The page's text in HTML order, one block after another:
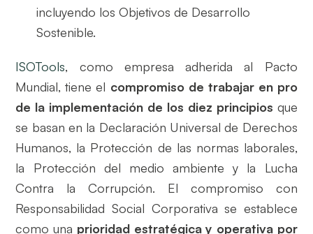
incluyendo los Objetivos de Desarrollo
Sostenible.
ISOTools, como empresa adherida al Pacto
Mundial, tiene el compromiso de trabajar en pro
de la implementación de los diez principios que
se basan en la Declaración Universal de Derechos
Humanos, la Protección de las normas laborales,
la Protección del medio ambiente y la Lucha
Contra la Corrupción. El compromiso con
Responsabilidad Social Corporativa se establece
como una prioridad estratégica y operativa por